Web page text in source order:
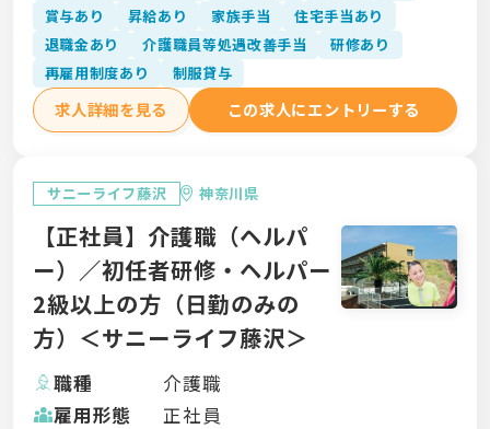
賞与あり
昇給あり 家族手当
住宅手当あり
退職金あり
介護職員等処遇改善手当
研修あり
再雇用制度あり
制服貸与
求人詳細を見る この求人にエントリーする
サニーライフ藤沢 神奈川県
【正社員】介護職（ヘルパ
ー）／初任者研修・ヘルパー
2級以上の方（日勤のみの
方）＜サニーライフ藤沢＞
職種
介護職
雇用形態
正社員